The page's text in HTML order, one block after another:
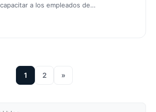
a los empleados de…
1 2 »